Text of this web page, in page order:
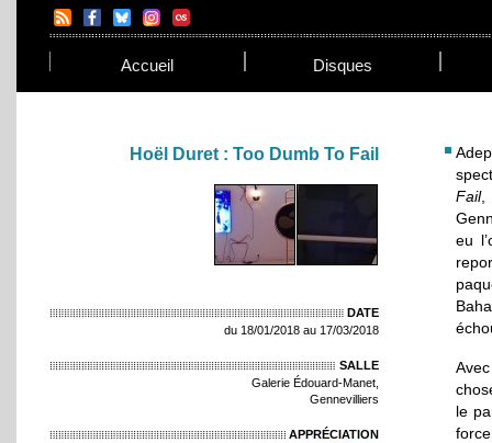
Accueil Disques
Hoël Duret : Too Dumb To Fail
DATE
du 18/01/2018 au 17/03/2018
SALLE
Galerie Édouard-Manet,
Gennevilliers
APPRÉCIATION
Fail,
eu
le